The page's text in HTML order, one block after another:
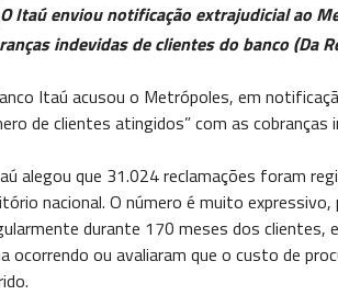
O Itaú enviou notificação extrajudicial ao
indevidas de clientes do banco (Da
Itaú acusou o Metrópoles, em
de clientes atingidos” com as
alegou que 31.024 reclamações foram
nacional. O número é muito
durante 170 meses dos clientes,
ocorrendo ou avaliaram que o custo de